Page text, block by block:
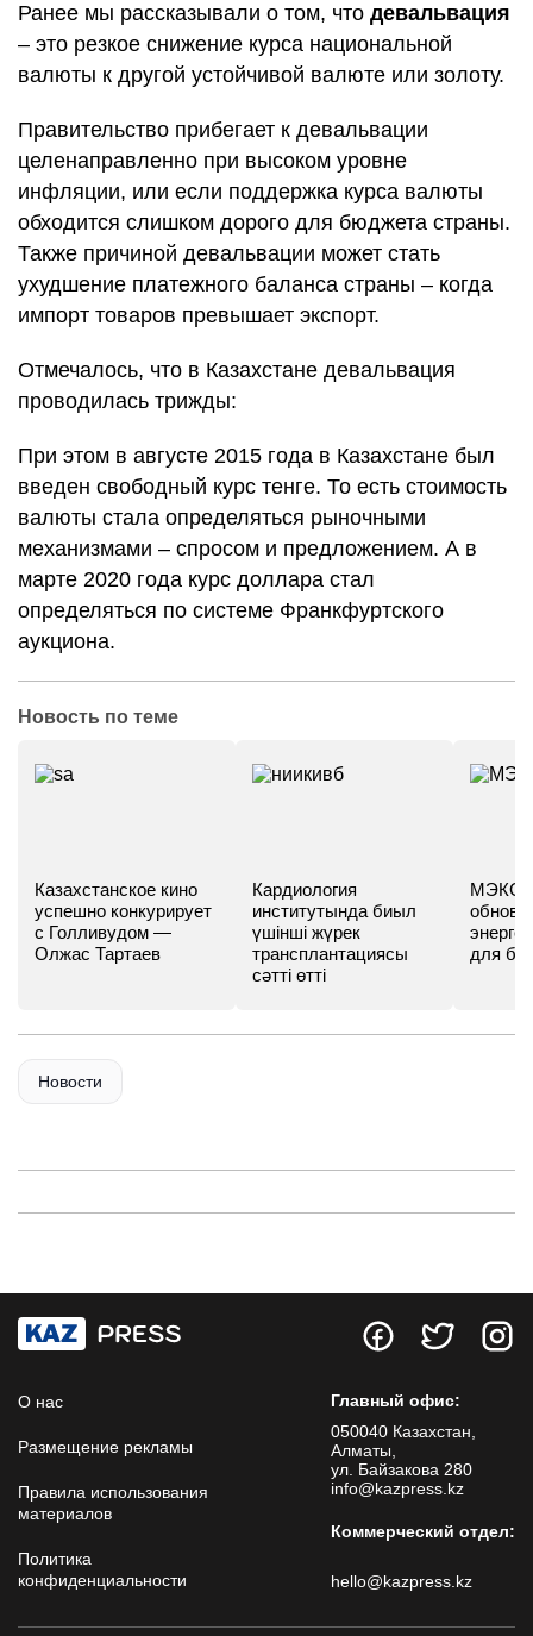
Ранее мы рассказывали о том, что девальвация
– это резкое снижение курса национальной
валюты к другой устойчивой валюте или золоту.
Правительство прибегает к девальвации
целенаправленно при высоком уровне
инфляции, или если поддержка курса валюты
обходится слишком дорого для бюджета страны.
Также причиной девальвации может стать
ухудшение платежного баланса страны – когда
импорт товаров превышает экспорт.
Отмечалось, что в Казахстане девальвация
проводилась трижды:
При этом в августе 2015 года в Казахстане был
введен свободный курс тенге. То есть стоимость
валюты стала определяться рыночными
механизмами – спросом и предложением. А в
марте 2020 года курс доллара стал
определяться по системе Франкфуртского
аукциона.
Новость по теме
Казахстанское кино
успешно конкурирует
с Голливудом —
Олжас Тартаев
Кардиология
институтында биыл
үшінші жүрек
трансплантациясы
сәтті өтті
МЭКС -
для
Новости
О нас
Размещение рекламы
Правила использования
материалов
Политика
конфиденциальности
Главный офис:
050040 Казахстан,
Алматы,
ул. Байзакова 280
info@kazpress.kz
Коммерческий отдел:
hello@kazpress.kz